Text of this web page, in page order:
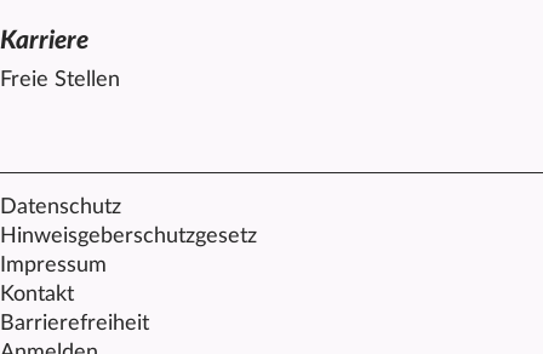
Karriere
Freie Stellen
Datenschutz
Hinweisgeberschutzgesetz
Impressum
Kontakt
Barrierefreiheit